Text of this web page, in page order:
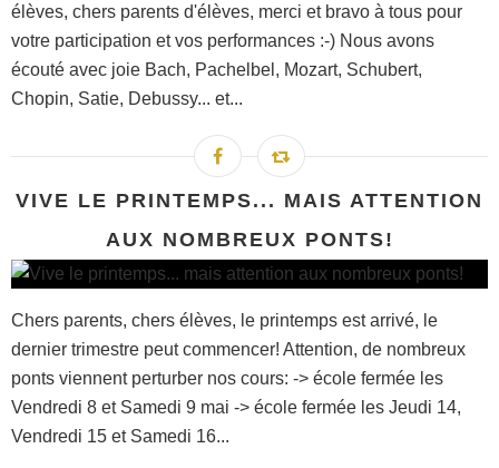
élèves, chers parents d'élèves, merci et bravo à tous pour
votre participation et vos performances :-) Nous avons
écouté avec joie Bach, Pachelbel, Mozart, Schubert,
Chopin, Satie, Debussy... et...
VIVE LE PRINTEMPS... MAIS ATTENTION
AUX NOMBREUX PONTS!
Chers parents, chers élèves, le printemps est arrivé, le
dernier trimestre peut commencer! Attention, de nombreux
ponts viennent perturber nos cours: -> école fermée les
Vendredi 8 et Samedi 9 mai -> école fermée les Jeudi 14,
Vendredi 15 et Samedi 16...